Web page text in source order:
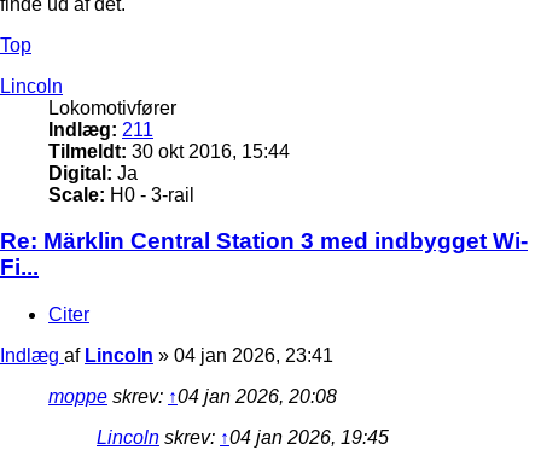
Top
Lincoln
Lokomotivfører
Indlæg: 211
Tilmeldt: 30 okt 2016, 15:44
Digital: Ja
Scale: H0 - 3-rail
Re: Märklin Central Station 3 med indbygget Wi-
Fi...
Citer
Indlæg af Lincoln » 04 jan 2026, 23:41
moppe skrev: ↑04 jan 2026, 20:08
Lincoln skrev: ↑04 jan 2026, 19:45